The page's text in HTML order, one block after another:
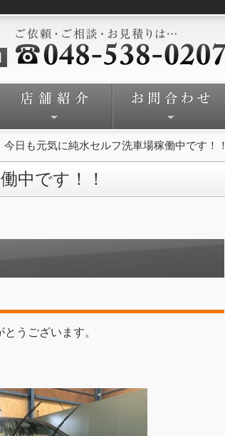
今日も元気に純水セルフ洗車場稼働中です！！
中です！！
うございます。